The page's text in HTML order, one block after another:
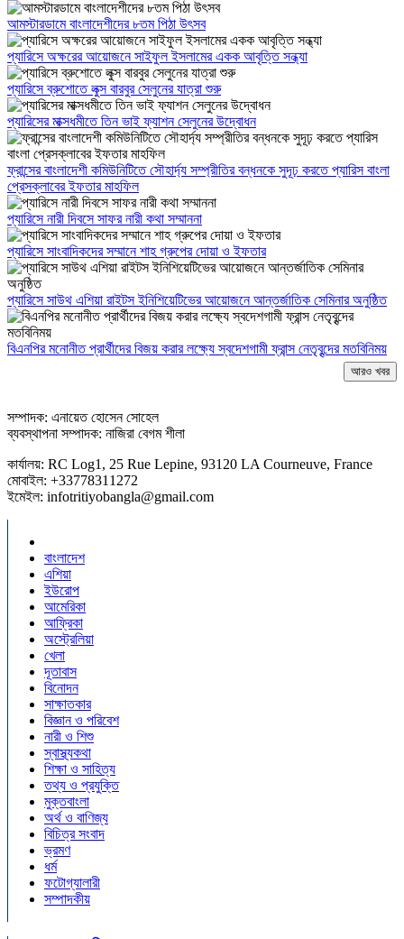
আমস্টারডামে বাংলাদেশীদের ৮তম পিঠা উৎসব
প্যারিসে অক্ষরের আয়োজনে সাইফুল ইসলামের একক আবৃত্তি সন্ধ্যা
প্যারিসে ব্রুশোতে লুক্স বারবুর সেলুনের যাত্রা শুরু
প্যারিসের মাক্সধমীতে তিন ভাই ফ্যাশন সেলুনের উদ্বোধন
ফ্রান্সের বাংলাদেশী কমিউনিটিতে সৌহার্দ্য সম্প্রীতির বন্ধনকে সুদূঢ় করতে প্যারিস বাংলা
প্রেসক্লাবের ইফতার মাহফিল
প্যারিসে নারী দিবসে সাফর নারী কথা সম্মাননা
প্যারিসে সাংবাদিকদের সম্মানে শাহ গ্রুপের দোয়া ও ইফতার
প্যারিসে সাউথ এশিয়া রাইটস ইনিশিয়েটিভের আয়োজনে আন্তর্জাতিক সেমিনার অনুষ্ঠিত
বিএনপির মনোনীত প্রার্থীদের বিজয় করার লক্ষ্যে স্বদেশগামী ফ্রান্স নেতৃবৃন্দের মতবিনিময়
আরও খবর
সম্পাদক: এনায়েত হোসেন সোহেল
ব্যবস্থাপনা সম্পাদক: নাজিরা বেগম শীলা
কার্যালয়: RC Log1, 25 Rue Lepine, 93120 LA Courneuve, France
মোবাইল: +33778311272
ইমেইল: infotritiyobangla@gmail.com
বাংলাদেশ
এশিয়া
ইউরোপ
আমেরিকা
আফ্রিকা
অস্ট্রেলিয়া
খেলা
দূতাবাস
বিনোদন
সাক্ষাতকার
বিজ্ঞান ও পরিবেশ
নারী ও শিশু
স্বাস্থ্যকথা
শিক্ষা ও সাহিত্য
তথ্য ও প্রযুক্তি
মুক্তবাংলা
অর্থ ও বাণিজ্য
বিচিত্র সংবাদ
ভ্রমণ
ধর্ম
ফটোগ্যালারী
সম্পাদকীয়